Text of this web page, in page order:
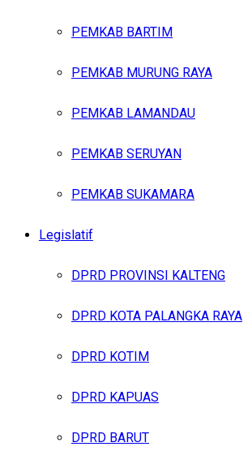
PEMKAB BARTIM
PEMKAB MURUNG RAYA
PEMKAB LAMANDAU
PEMKAB SERUYAN
PEMKAB SUKAMARA
Legislatif
DPRD PROVINSI KALTENG
DPRD KOTA PALANGKA RAYA
DPRD KOTIM
DPRD KAPUAS
DPRD BARUT